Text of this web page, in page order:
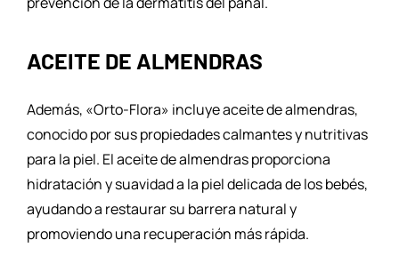
ACEITE DE ALMENDRAS
Además, «Orto-Flora» incluye aceite de almendras,
conocido por sus propiedades calmantes y nutritivas
para la piel. El aceite de almendras proporciona
hidratación y suavidad a la piel delicada de los bebés,
ayudando a restaurar su barrera natural y
promoviendo una recuperación más rápida.